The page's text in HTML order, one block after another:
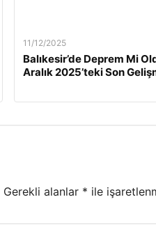
11/12/2025
Balıkesir’de Deprem Mi
Aralık 2025’teki Son
Gerekli alanlar * ile